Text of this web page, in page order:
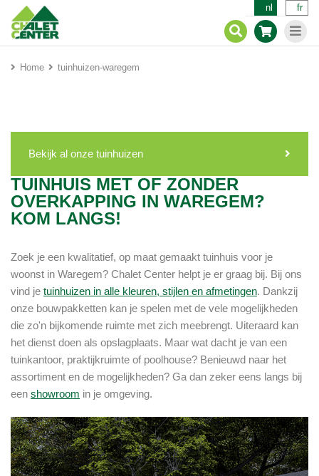
nl fr
Home tuinhuizen-waregem
Bekijk al onze tuinhuizen
TUINHUIS MET OF ZONDER
OVERKAPPING IN WAREGEM?
KOM LANGS!
Zoek je een kwalitatief, op maat gemaakt tuinhuis voor je
woonst in Waregem? Chalet Center helpt je er graag bij. Bij ons
vind je tuinhuizen in alle kleuren, stijlen en afmetingen. Dankzij
onze bouwpakketten kan je spelen met de vele mogelijkheden
die zo'n bijkomende ruimte met zich meebrengt. Uiteraard kan
het dienst doen als opslagplaats. Maar wat dacht je van een
tuinkantoor, praktijkruimte of poolhouse? Benieuwd naar het
assortiment en de mogelijkheden? Ga dan zeker eens langs bij
een showroom in je omgeving.